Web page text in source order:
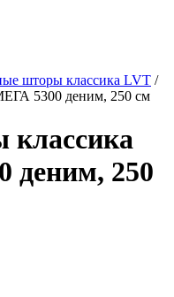
шторы классика LVT /
5300 деним, 250 см
250